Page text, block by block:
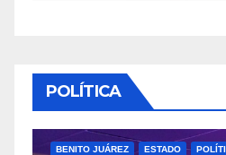
POLÍTICA
POLÍTICA